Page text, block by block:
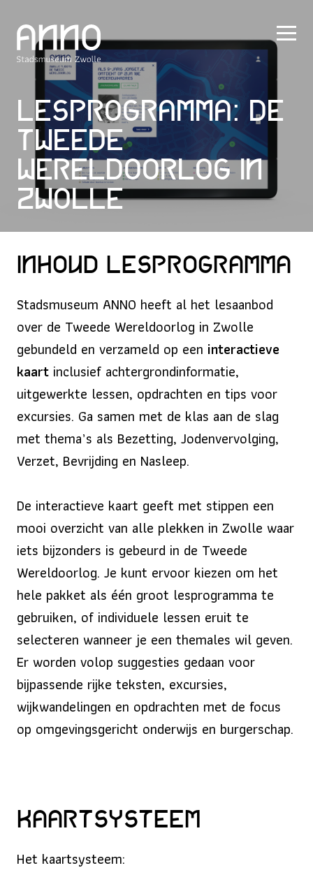
Lesprogramma: De
Tweede
Wereldoorlog in
Zwolle
Inhoud lesprogramma
Stadsmuseum ANNO heeft al het lesaanbod
over de Tweede Wereldoorlog in Zwolle
gebundeld en verzameld op een interactieve
kaart inclusief achtergrondinformatie,
uitgewerkte lessen, opdrachten en tips voor
excursies. Ga samen met de klas aan de slag
met thema’s als Bezetting, Jodenvervolging,
Verzet, Bevrijding en Nasleep.
De interactieve kaart geeft met stippen een
mooi overzicht van alle plekken in Zwolle waar
iets bijzonders is gebeurd in de Tweede
Wereldoorlog. Je kunt ervoor kiezen om het
hele pakket als één groot lesprogramma te
gebruiken, of individuele lessen eruit te
selecteren wanneer je een themales wil geven.
Er worden volop suggesties gedaan voor
bijpassende rijke teksten, excursies,
wijkwandelingen en opdrachten met de focus
op omgevingsgericht onderwijs en burgerschap.
Kaartsysteem
Het kaartsysteem: